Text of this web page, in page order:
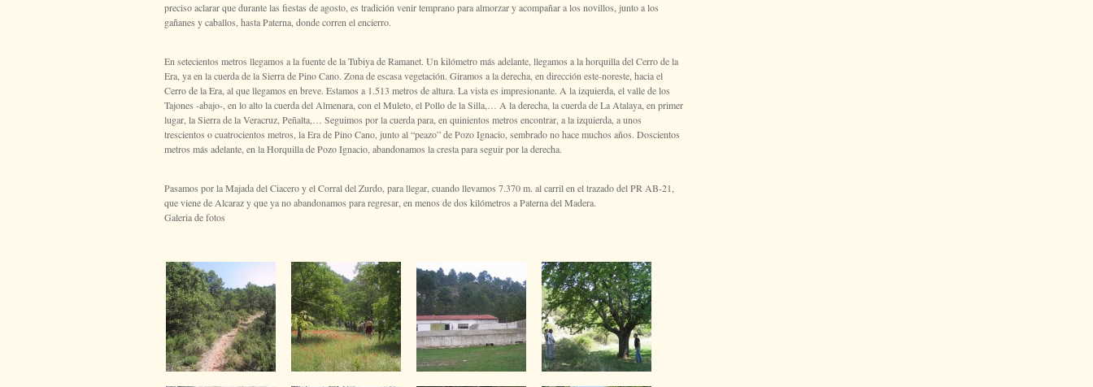
preciso aclarar que durante las fiestas de agosto, es tradición venir temprano para almorzar y acompañar a los novillos, junto a los
gañanes y caballos, hasta Paterna, donde corren el encierro.
En setecientos metros llegamos a la fuente de la Tubiya de Ramanet. Un kilómetro más adelante, llegamos a la horquilla del Cerro de la
Era, ya en la cuerda de la Sierra de Pino Cano. Zona de escasa vegetación. Giramos a la derecha, en dirección este-noreste, hacia el
Cerro de la Era, al que llegamos en breve. Estamos a 1.513 metros de altura. La vista es impresionante. A la izquierda, el valle de los
Tajones -abajo-, en lo alto la cuerda del Almenara, con el Muleto, el Pollo de la Silla,… A la derecha, la cuerda de La Atalaya, en primer
lugar, la Sierra de la Veracruz, Peñalta,… Seguimos por la cuerda para, en quinientos metros encontrar, a la izquierda, a unos
trescientos o cuatrocientos metros, la Era de Pino Cano, junto al “peazo” de Pozo Ignacio, sembrado no hace muchos años. Doscientos
metros más adelante, en la Horquilla de Pozo Ignacio, abandonamos la cresta para seguir por la derecha.
Pasamos por la Majada del Ciacero y el Corral del Zurdo, para llegar, cuando llevamos 7.370 m. al carril en el trazado del PR AB-21,
que viene de Alcaraz y que ya no abandonamos para regresar, en menos de dos kilómetros a Paterna del Madera.
Galeria de fotos